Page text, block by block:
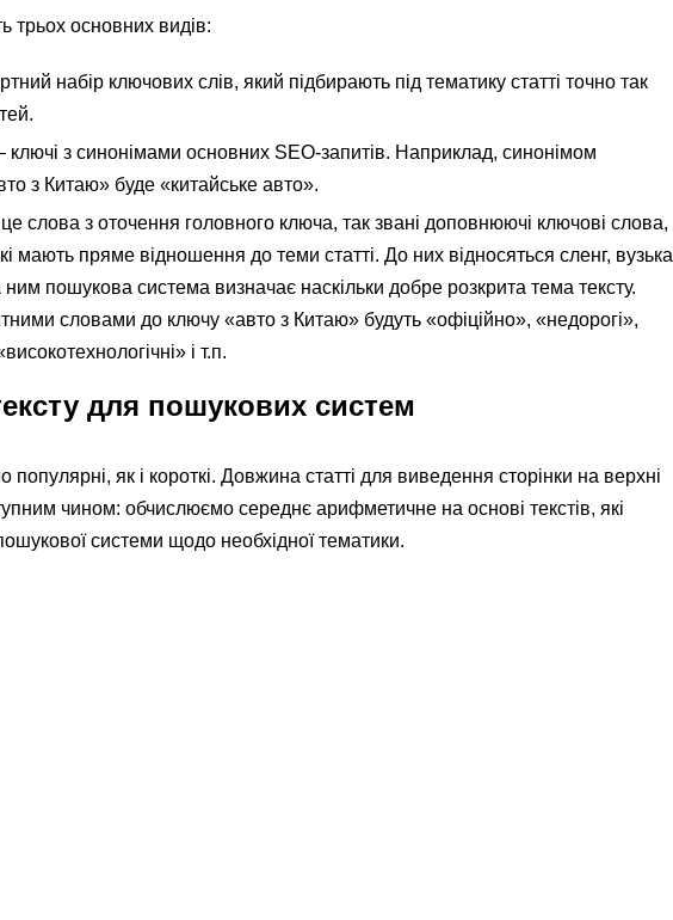
трьох основних видів:
набір ключових слів, який підбирають під тематику статті точно так
ключі з синонімами основних SEO-запитів. Наприклад, синонімом
з Китаю» буде «китайське авто».
слова з оточення головного ключа, так звані доповнюючі ключові слова,
мають пряме відношення до теми статті. До них відносяться сленг, вузька
ним пошукова система визначає наскільки добре розкрита тема тексту.
словами до ключу «авто з Китаю» будуть «офіційно», «недорогі»,
і т.п.
для пошукових систем
популярні, як і короткі. Довжина статті для виведення сторінки на верхні
чином: обчислюємо середнє арифметичне на основі текстів, які
системи щодо необхідної тематики.